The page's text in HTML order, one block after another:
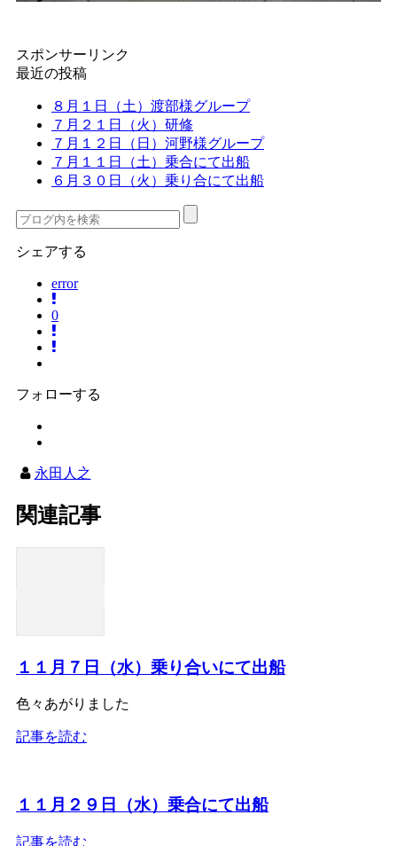
スポンサーリンク
最近の投稿
８月１日（土）渡部様グループ
７月２１日（火）研修
７月１２日（日）河野様グループ
７月１１日（土）乗合にて出船
６月３０日（火）乗り合にて出船
シェアする
error
0
フォローする
永田人之
関連記事
１１月７日（水）乗り合いにて出船
色々あがりました
記事を読む
１１月２９日（水）乗合にて出船
記事を読む